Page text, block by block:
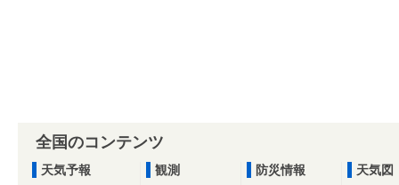
全国のコンテンツ
天気予報
観測
防災情報
天気図